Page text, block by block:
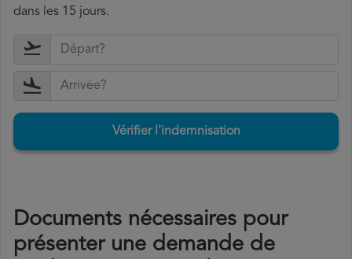
dans les 15 jours.
Vérifier l'indemnisation
Documents nécessaires pour
présenter une demande de